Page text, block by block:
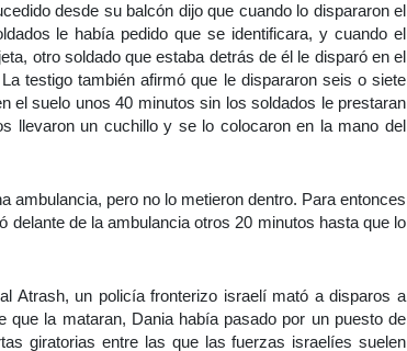
desde su balcón dijo que cuando lo dispararon el
le había pedido que se identificara, y cuando el
otro soldado que estaba detrás de él le disparó en el
testigo también afirmó que le dispararon seis o siete
el suelo unos 40 minutos sin los soldados le prestaran
llevaron un cuchillo y se lo colocaron en la mano del
ambulancia, pero no lo metieron dentro. Para entonces
de la ambulancia otros 20 minutos hasta que lo
Atrash, un policía fronterizo israelí mató a disparos a
la mataran, Dania había pasado por un puesto de
giratorias entre las que las fuerzas israelíes suelen